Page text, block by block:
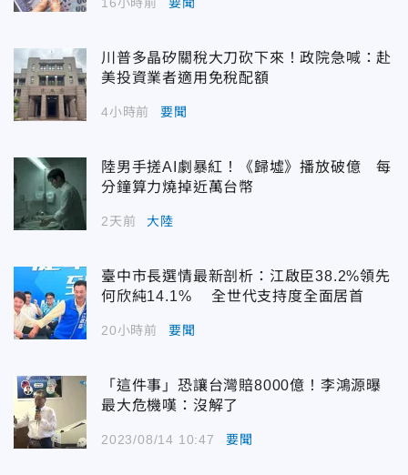
川普多晶矽關稅大刀砍下來！政院急喊：赴
美投資業者適用免稅配額
4小時前 要聞
陸男手搓AI劇暴紅！《歸墟》播放破億 每
分鐘算力燒掉近萬台幣
2天前 大陸
臺中市長選情最新剖析：江啟臣38.2%領先
何欣純14.1% 全世代支持度全面居首
20小時前 要聞
「這件事」恐讓台灣賠8000億！李鴻源曝
最大危機嘆：沒解了
2023/08/14 10:47 要聞